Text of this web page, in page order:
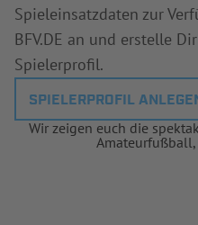
Spieleinsatzdaten zur
BFV.DE an und erstelle
Spielerprofil.
SPIELERPROFIL
Wir zeigen euch die